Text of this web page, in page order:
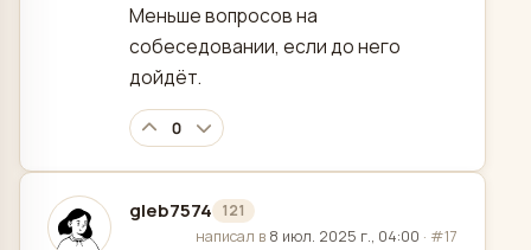
Меньше вопросов на
собеседовании, если до него
дойдёт.
0
gleb7574 121
отредактировано
написал в 8 июл. 2025 г., 04:00 · #17